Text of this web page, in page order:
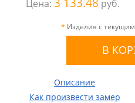
Цена: руб.
* Изделия с
Описание
Как произвести замер